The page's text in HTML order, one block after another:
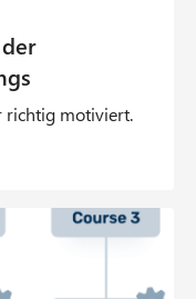
richtig motiviert.